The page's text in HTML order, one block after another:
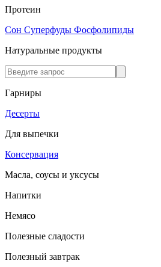
Протеин
Сон Суперфуды Фосфолипиды
Натуральные продукты
Гарниры
Десерты
Для выпечки
Консервация
Масла, соусы и уксусы
Напитки
Немясо
Полезные сладости
Полезный завтрак